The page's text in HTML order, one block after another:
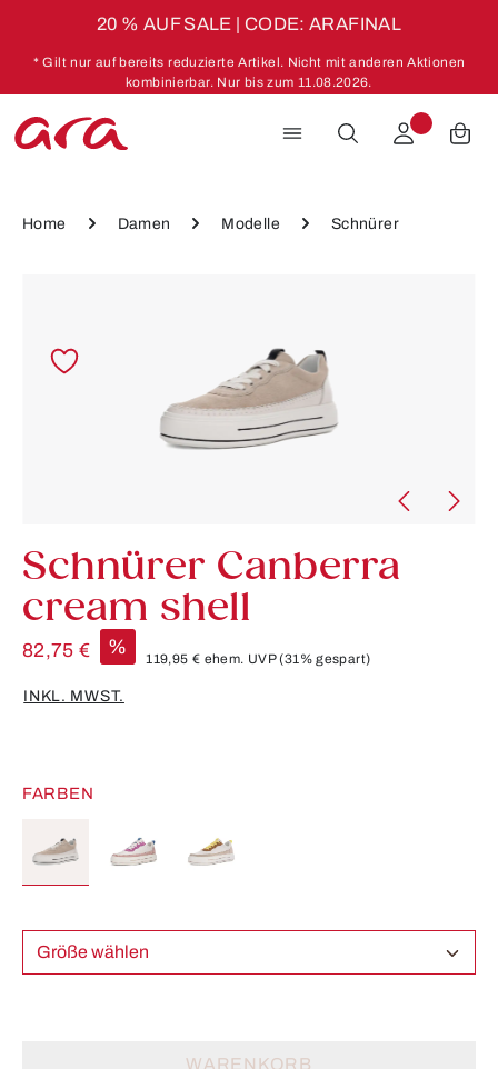
20 % AUF SALE | CODE: ARAFINAL
* Gilt nur auf bereits reduzierte Artikel. Nicht mit anderen Aktionen
kombinierbar. Nur bis zum 11.08.2026.
Home Damen Modelle Schnürer
Schnürer Canberra
cream shell
82,75 € %
119,95 € ehem. UVP(31% gespart)
INKL. MWST.
FARBEN
Größe wählen
WARENKORB